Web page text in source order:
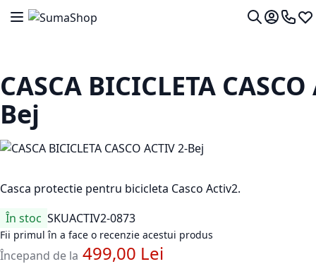
Mergeti la Continut
Comutare în navigare
Contul
0724
CASCA BICICLETA
Bej
Casca protectie pentru bicicleta Casco Activ2.
În stoc SKUACTIV2-0873
Fii primul în a face o recenzie acestui produs
Începand de la 499,00 Lei